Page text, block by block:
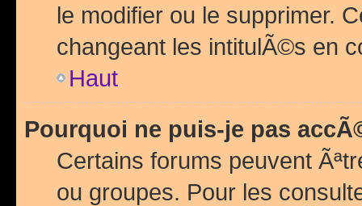
le modifier ou le supprimer.
changeant les intitulÃ©s en
Haut
Pourquoi ne puis-je pas
Certains forums peuvent
ou groupes. Pour les